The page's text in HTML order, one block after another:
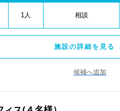
1人 相談
施設の詳細を見る
候補へ追加